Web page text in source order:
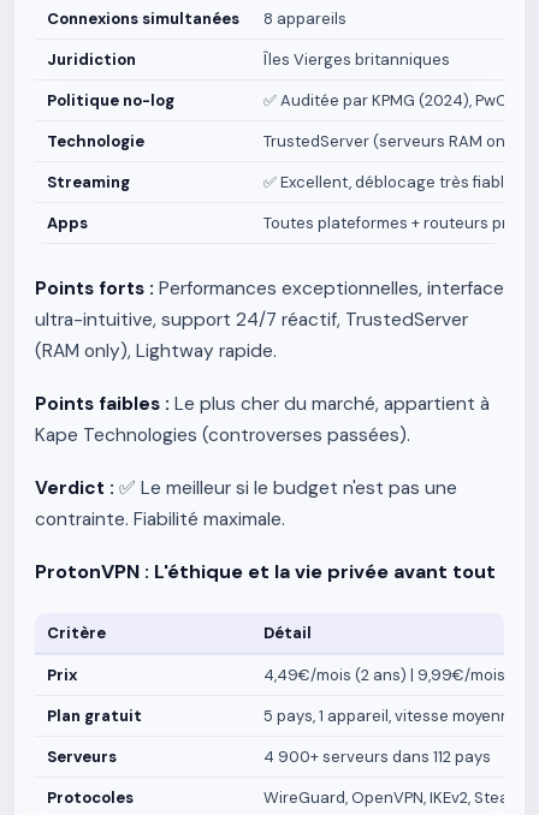
Connexions simultanées
8 appareils
Juridiction
Îles Vierges britanniques
Politique no-log
✅ Auditée par KPMG (2024), PwC
Technologie
TrustedServer (serveurs RAM only
Streaming
✅ Excellent, déblocage très fiable
Apps
Toutes plateformes + routeurs pré-
Points forts : Performances exceptionnelles, interface
ultra-intuitive, support 24/7 réactif, TrustedServer
(RAM only), Lightway rapide.
Points faibles : Le plus cher du marché, appartient à
Kape Technologies (controverses passées).
Verdict : ✅ Le meilleur si le budget n'est pas une
contrainte. Fiabilité maximale.
ProtonVPN : L'éthique et la vie privée avant tout
Critère Détail
Prix
4,49€/mois (2 ans) | 9,99€/mois (1
Plan gratuit
5 pays, 1 appareil, vitesse moyenne,
Serveurs
4 900+ serveurs dans 112 pays
Protocoles
WireGuard, OpenVPN, IKEv2,